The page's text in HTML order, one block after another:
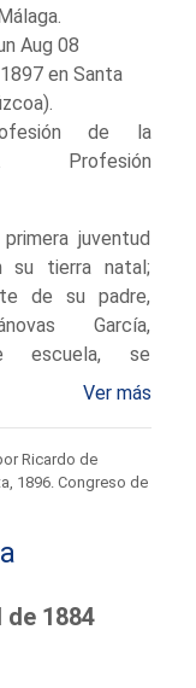
Aug 08
en Santa
de la
Profesión
juventud
su tierra natal;
de su padre,
García,
escuela, se
para ocupar
prosigue sus
Universidad,
vinculada al
Una vida
Ver más
Ricardo de
1896. Congreso de
de 1884